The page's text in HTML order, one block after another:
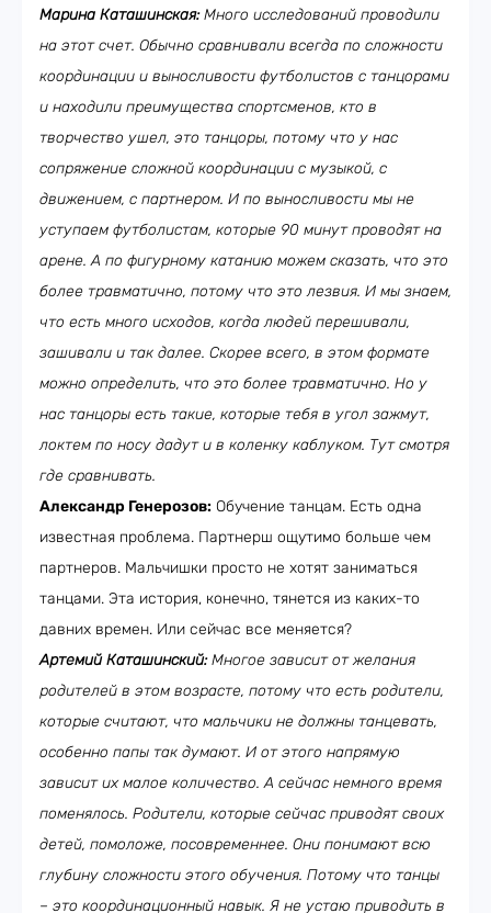
Марина Каташинская: Много исследований проводили
на этот счет. Обычно сравнивали всегда по сложности
координации и выносливости футболистов с танцорами
и находили преимущества спортсменов, кто в
творчество ушел, это танцоры, потому что у нас
сопряжение сложной координации с музыкой, с
движением, с партнером. И по выносливости мы не
уступаем футболистам, которые 90 минут проводят на
арене. А по фигурному катанию можем сказать, что это
более травматично, потому что это лезвия. И мы знаем,
что есть много исходов, когда людей перешивали,
зашивали и так далее. Скорее всего, в этом формате
можно определить, что это более травматично. Но у
нас танцоры есть такие, которые тебя в угол зажмут,
локтем по носу дадут и в коленку каблуком. Тут смотря
где сравнивать.
Александр Генерозов: Обучение танцам. Есть одна
известная проблема. Партнерш ощутимо больше чем
партнеров. Мальчишки просто не хотят заниматься
танцами. Эта история, конечно, тянется из каких-то
давних времен. Или сейчас все меняется?
Артемий Каташинский:Многое зависит от желания
родителей в этом возрасте, потому что есть родители,
которые считают, что мальчики не должны танцевать,
особенно папы так думают. И от этого напрямую
зависит их малое количество. А сейчас немного время
поменялось. Родители, которые сейчас приводят своих
детей, помоложе, посовременнее. Они понимают всю
глубину сложности этого обучения. Потому что танцы
– это координационный навык. Я не устаю приводить в